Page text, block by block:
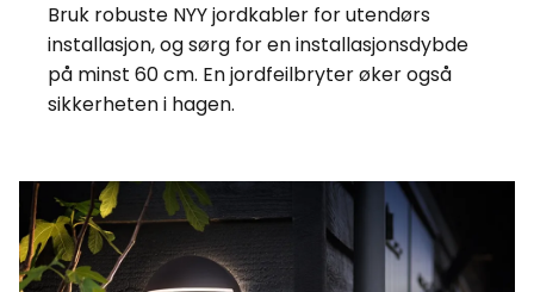
Bruk robuste NYY jordkabler for utendørs
installasjon, og sørg for en installasjonsdybde
på minst 60 cm. En jordfeilbryter øker også
sikkerheten i hagen.